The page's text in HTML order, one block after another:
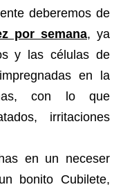
deberemos de
por semana, ya
y las células de
en la
con lo que
irritaciones
en un neceser
bonito Cubilete,